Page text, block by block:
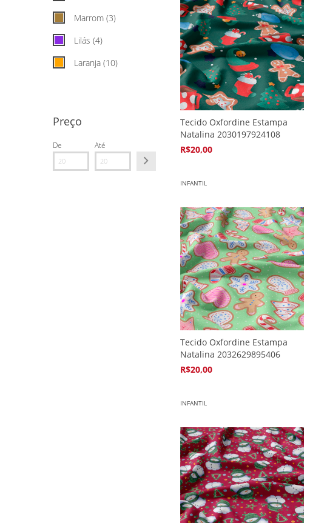
Marrom (3)
Lilás (4)
Laranja (10)
Preço
De Até
Tecido Oxfordine Estampa
Natalina 2030197924108
R$20,00
INFANTIL
Tecido Oxfordine Estampa
Natalina 2032629895406
R$20,00
INFANTIL